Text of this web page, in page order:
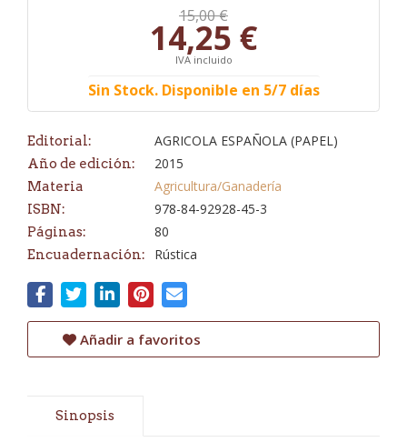
15,00 €
14,25 €
IVA incluido
Sin Stock. Disponible en 5/7 días
Editorial: AGRICOLA ESPAÑOLA (PAPEL)
Año de edición: 2015
Materia Agricultura/Ganadería
ISBN: 978-84-92928-45-3
Páginas: 80
Encuadernación: Rústica
Añadir a favoritos
Sinopsis